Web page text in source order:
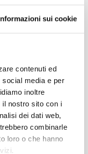
sui cookie
contenuti ed
social media e per
inoltre
il nostro sito con i
dei dati web,
combinarle
loro o che hanno